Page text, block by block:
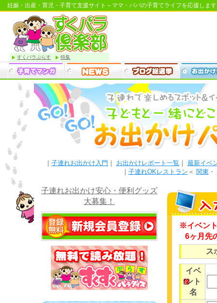
妊娠・出産・育児・子育て支援サイト～ママ・パパの子育てライフを応援しま
すくパラぷらす 特集
｜ 子連れお出かけ入門 ｜ お出かけレポート一覧 ｜ 最新イベ
｜ 子連れOKレストラン ＜ 関東 ・
子連れお出かけ安心・便利グッズ
大募集！
※イベン
6ヶ月先
ス
イベ
ント
名